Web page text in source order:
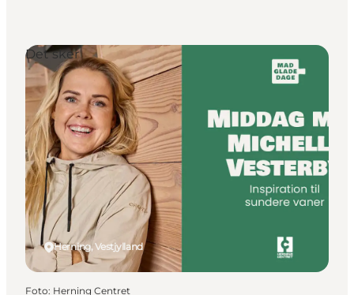
Herning, Vestjylland
Det sker
Foto: Herning Centret